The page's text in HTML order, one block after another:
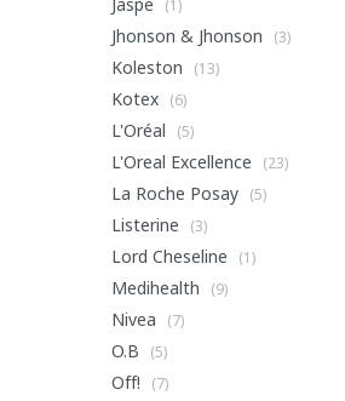
(1)
Jhonson & Jhonson (3)
Koleston (13)
Kotex (6)
L'Oréal (5)
L'Oreal Excellence (23)
La Roche Posay (5)
Listerine (3)
Lord Cheseline (1)
Medihealth (9)
Nivea (7)
O.B (5)
Off! (7)